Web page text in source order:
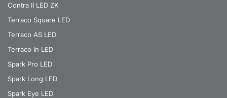
Contra II LED ZK
Terraco Square LED
Terraco AS LED
Terraco In LED
Spark Pro LED
Spark Long LED
Spark Eye LED